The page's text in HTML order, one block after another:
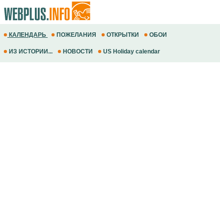
КАЛЕНДАРЬ ПОЖЕЛАНИЯ ОТКРЫТКИ ОБОИ
ИЗ ИСТОРИИ... НОВОСТИ US Holiday calendar